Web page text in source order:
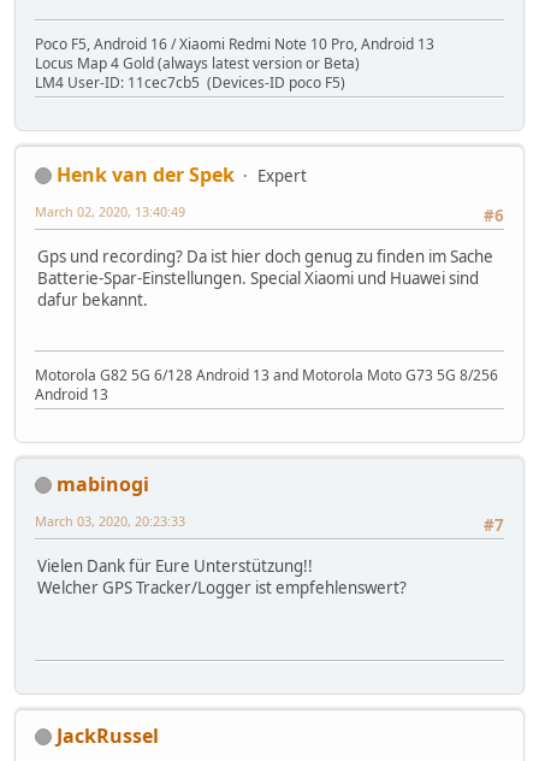
Poco F5, Android 16 / Xiaomi Redmi Note 10 Pro, Android 13
Locus Map 4 Gold (always latest version or Beta)
LM4 User-ID: 11cec7cb5 (Devices-ID poco F5)
Henk van der Spek
Expert
#6
March 02, 2020, 13:40:49
Gps und recording? Da ist hier doch genug zu finden im Sache
Batterie-Spar-Einstellungen. Special Xiaomi und Huawei sind
dafur bekannt.
Motorola G82 5G 6/128 Android 13 and Motorola Moto G73 5G 8/256
Android 13
mabinogi
#7
March 03, 2020, 20:23:33
Vielen Dank für Eure Unterstützung!!
Welcher GPS Tracker/Logger ist empfehlenswert?
JackRussel